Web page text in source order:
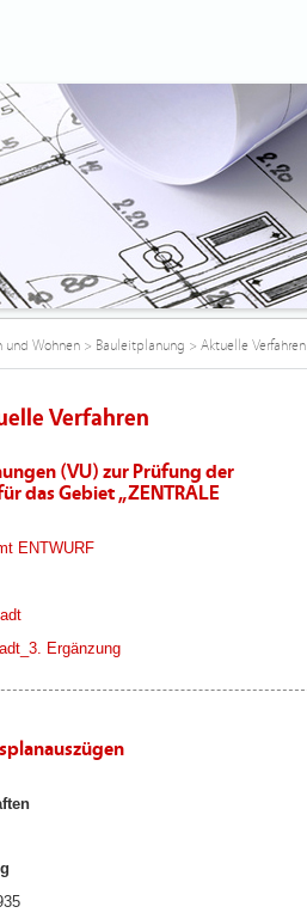
und Wohnen> Bauleitplanung > Aktuelle Verfahren
Verfahren
(VU) zur Prüfung der
das Gebiet „ZENTRALE
ENTWURF
Ergänzung